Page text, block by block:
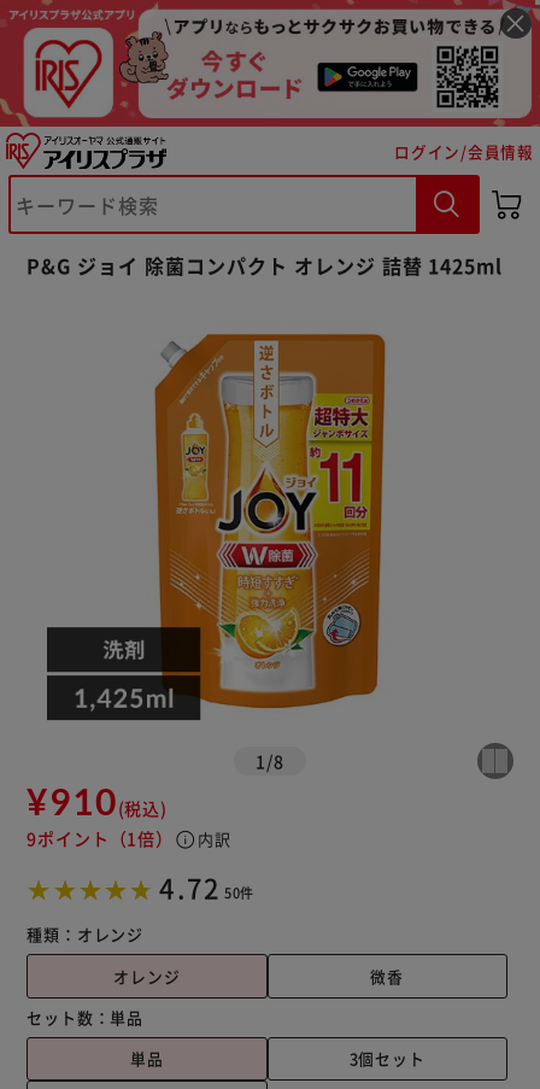
ログイン/会員情報
P&G ジョイ 除菌コンパクト オレンジ 詰替 1425ml
1 /8
¥910(税込)
9ポイント （1倍） info 内訳
4.72 50件
種類： オレンジ
オレンジ
微香
セット数： 単品
単品
3個セット
※ご確認ください
カートに入れる 購入手続きへ